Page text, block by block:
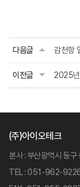
다음글 감천항
이전글 2025년
(주)아이오테크
본사 : 부산광역시 동
TEL : 051-962-